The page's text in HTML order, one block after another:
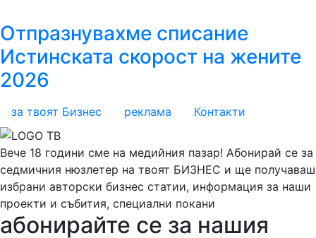
Отпразнувахме списание
Истинската скорост на жените
2026
за твоят Бизнес реклама Контакти
Вече 18 години сме на медийния пазар! Абонирай се за
седмичния нюзлетер на твоят БИЗНЕС и ще получаваш
избрани авторски бизнес статии, информация за наши
проекти и събития, специални покани
абонирайте се за нашия